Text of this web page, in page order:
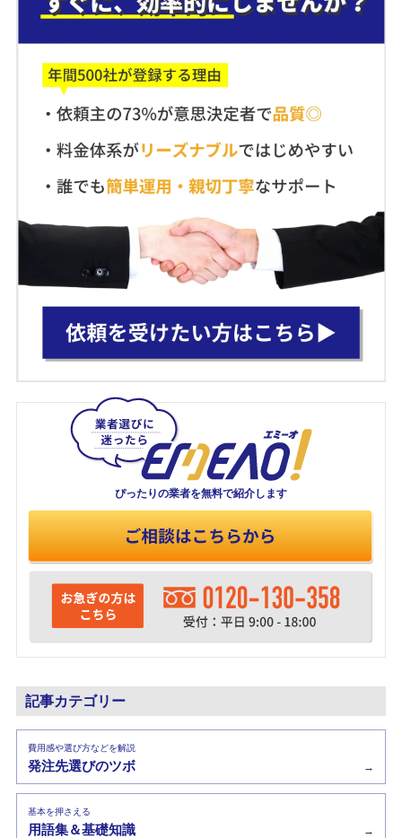
ぴったりの業者を無料で紹介します
記事カテゴリー
費用感や選び方などを解説
発注先選びのツボ →
基本を押さえる
用語集＆基礎知識 →